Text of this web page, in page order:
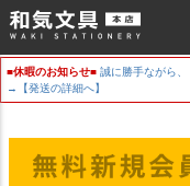
■休暇のお知らせ■ 誠に勝手ながら、
→【発送の詳細へ】